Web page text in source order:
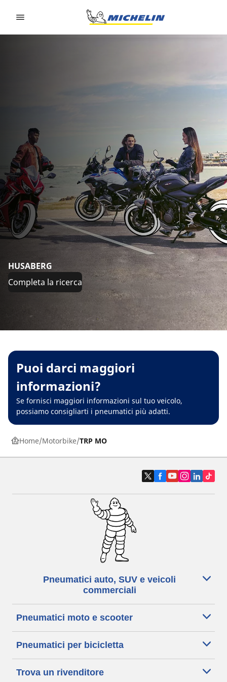
HUSABERG
Completa la ricerca
Puoi darci maggiori
informazioni?
Se fornisci maggiori informazioni sul tuo veicolo,
possiamo consigliarti i pneumatici più adatti.
Home Motorbike TRP MO
Pneumatici auto, SUV e veicoli
commerciali
Pneumatici moto e scooter
Pneumatici per bicicletta
Trova un rivenditore